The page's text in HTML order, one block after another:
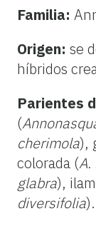
Familia:
Origen: se
híbridos
Parientes
(
cherimola),
colorada (
glabra),
diversifolia).